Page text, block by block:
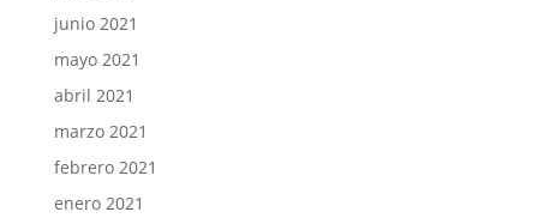
junio 2021
mayo 2021
abril 2021
marzo 2021
febrero 2021
enero 2021